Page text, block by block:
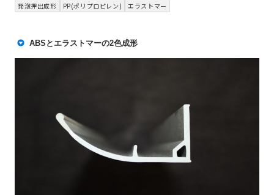
発泡押出成形 PP(ポリプロピレン) エラストマー
ABSとエラストマーの2色成形